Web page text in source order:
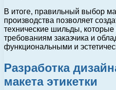
В итоге, правильный выбор
производства позволяет
технические шильды, которые
требованиям заказчика и
функциональными и
Разработка
макета этикетки